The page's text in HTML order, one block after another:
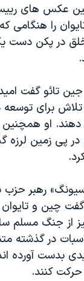
به اسرائیل
رهبری ایران
نوبل صلح
«سی‌پک»
عکس های
را هنگامی
در پکن دست
تائو گفت
تلاش برای
دهند. او همچنين
پی زمين لرزه
رهبر حزب
گفت چين و
از جنگ مسلم
در گذشته
بدست آورده
کنند.